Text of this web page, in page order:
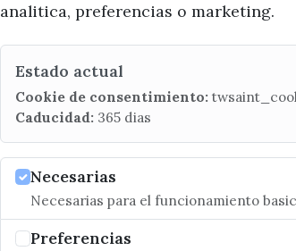
x / twitter
(+34)
C/
analitica, preferencias o marketing.
Estado actual
Cookie de consentimiento:
Caducidad: 365 dias
Necesarias
Necesarias para el funcionamiento
Preferencias